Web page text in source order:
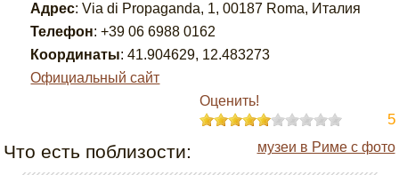
Адрес:Via di Propaganda, 1, 00187 Roma, Италия
Телефон:+39 06 6988 0162
Координаты: 41.904629, 12.483273
Официальный сайт
Оценить!
5
Что есть поблизости: музеи в Риме с фото